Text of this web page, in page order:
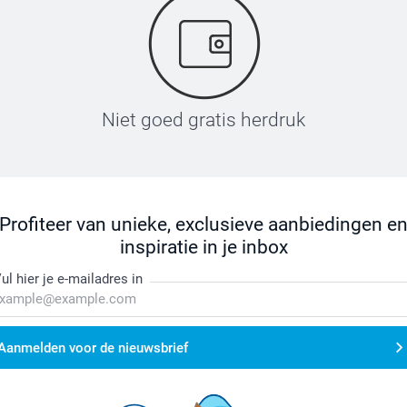
Niet goed gratis herdruk
Profiteer van unieke, exclusieve aanbiedingen en
inspiratie in je inbox
hier je e-mailadres in
voor de nieuwsbrief